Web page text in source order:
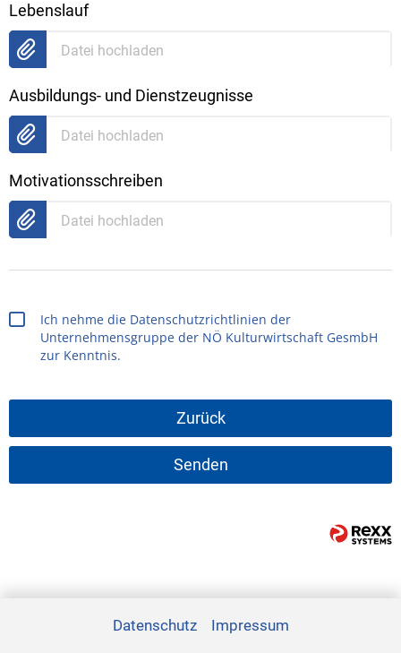
Lebenslauf
Datei hochladen
Ausbildungs- und Dienstzeugnisse
Datei hochladen
Motivationsschreiben
Datei hochladen
Ich nehme die Datenschutzrichtlinien der
Unternehmensgruppe der NÖ Kulturwirtschaft GesmbH
zur Kenntnis.
Zurück
Senden
Datenschutz Impressum